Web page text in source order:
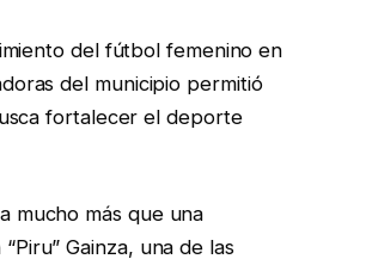
del fútbol femenino en
del municipio permitió
fortalecer el deporte
mucho más que una
Gainza, una de las